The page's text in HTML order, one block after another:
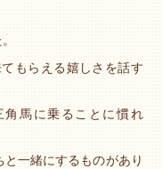
もらえる嬉しさを話す
馬に乗ることに慣れ
と一緒にするものがあり